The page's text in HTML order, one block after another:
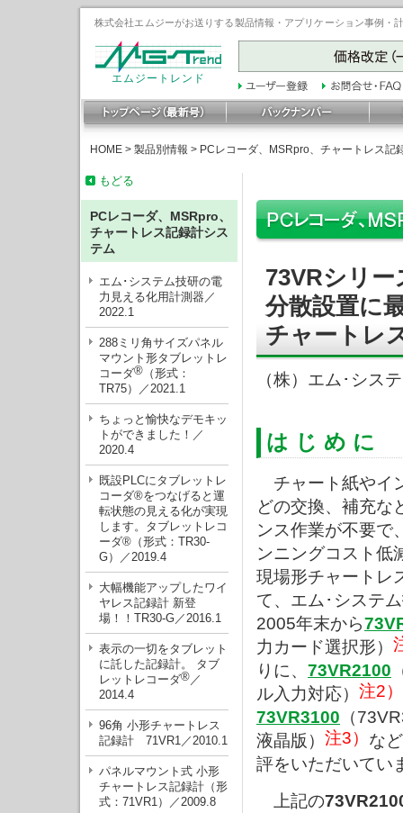
株式会社エムジーがお送りする製品情報・アプリケーション事例
エムジートレンド
HOME > 製品別情報 > PCレコーダ、MSRpro、チャートレス記
もどる
PCレコーダ、MSRpro、
チャートレス記録計シス
テム
エム･システム技研の電
力見える化用計測器／
2022.1
288ミリ角サイズパネル
マウント形タブレットレ
コーダ® （形式：
TR75）／2021.1
ちょっと愉快なデモキッ
トができました！／
2020.4
既設PLCにタブレットレ
コーダ®をつなげると運
転状態の見える化が実現
します。タブレットレコ
ーダ®（形式：TR30-
G）／2019.4
大幅機能アップしたワイ
ヤレス記録計 新登
場！！TR30-G／2016.1
表示の一切をタブレット
に託した記録計。 タブ
レットレコーダ®／
2014.4
96角 小形チャートレス
記録計 71VR1／2010.1
パネルマウント式 小形
チャートレス記録計（形
式：71VR1）／2009.8
73VRシリ
分散設置に
チャートレ
（株）エム･シス
は じ め に
チャート紙やイ
どの交換、補充な
ンス作業が不要で
ンニングコスト低
現場形チャートレ
て、エム･システ
2005年末から
力カード選択形）
りに、 73VR2100
ル入力対応） 注2）
73VR3100 （
液晶版） 注3） な
評をいただいてい
上記の